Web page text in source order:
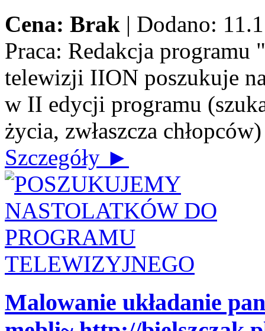
Cena: Brak | Dodano:
Praca: Redakcja programu
telewizji IION poszukuje
w II edycji programu
życia, zwłaszcza
Szczegóły ►
Malowanie układanie